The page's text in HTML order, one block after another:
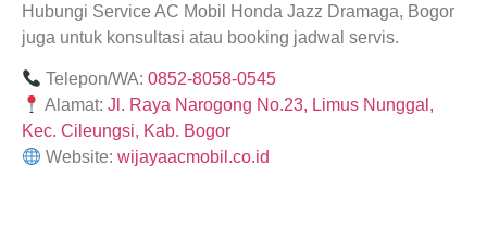
Hubungi Service AC Mobil Honda Jazz Dramaga, Bogor
juga untuk konsultasi atau booking jadwal servis.
Telepon/WA:0852-8058-0545
Alamat:Jl. Raya Narogong No.23, Limus Nunggal,
Kec. Cileungsi, Kab. Bogor
Website:wijayaacmobil.co.id